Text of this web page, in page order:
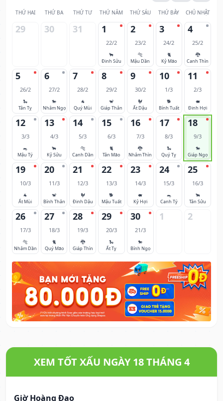
THỨ HAI THỨ BA THỨ TƯ THỨ NĂM THỨ SÁU THỨ BẢY CHỦ NHẬT
29 30 31 1
22/2
🐂
Đinh Sửu
2
23/2
🐅
Mậu Dần
3
24/2
🐈
Kỷ Mão
4
25/2
🐉
Canh Thìn
5
26/2
🐍
Tân Tỵ
6
27/2
🐎
Nhâm Ngọ
7
28/2
🐐
Quý Mùi
8
29/2
🐒
Giáp Thân
9
30/2
🐓
Ất Dậu
10
1/3
🐕
Bính Tuất
11
2/3
🐖
Đinh Hợi
12
3/3
🐀
Mậu Tý
13
4/3
🐂
Kỷ Sửu
14
5/3
🐅
Canh Dần
15
6/3
🐈
Tân Mão
16
7/3
🐉
Nhâm Thìn
17
8/3
🐍
Quý Tỵ
18
9/3
🐎
Giáp Ngọ
19
10/3
🐐
Ất Mùi
20
11/3
🐒
Bính Thân
21
12/3
🐓
Đinh Dậu
22
13/3
🐕
Mậu Tuất
23
14/3
🐖
Kỷ Hợi
24
15/3
🐀
Canh Tý
25
16/3
🐂
Tân Sửu
26
17/3
🐅
Nhâm Dần
27
18/3
🐈
Quý Mão
28
19/3
🐉
Giáp Thìn
29
20/3
🐍
Ất Tỵ
30
21/3
🐎
Bính Ngọ
1 2
XEM TỐT XẤU NGÀY 18 THÁNG 4
Giờ Hoàng Đạo